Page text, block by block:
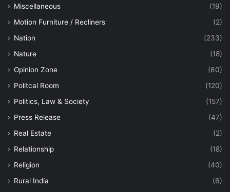
Miscellaneous
(19)
Motion Furniture / Recliners
(2)
Nation
(233)
Nature
(18)
Opinion Zone
(60)
Politcal Room
(120)
Politics, Law & Society
(157)
Press Release
(47)
Real Estate
(2)
Relationship
(18)
Religion
(40)
Rural India
(6)